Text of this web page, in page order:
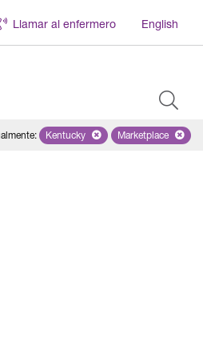
Llamar al enfermero English
: Remove selected state
Kentucky Remove
Marketplace